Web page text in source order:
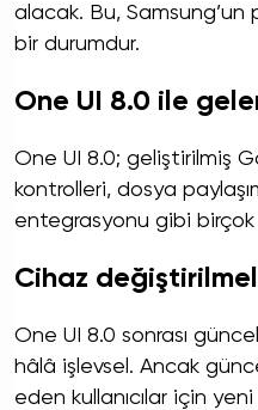
alacak. Bu, Samsung’un
bir durumdur.
One UI 8.0 ile
One UI 8.0; geliştirilmiş
kontrolleri, dosya
entegrasyonu gibi birçok
Cihaz
One UI 8.0 sonrası
hâlâ işlevsel. Ancak
eden kullanıcılar için